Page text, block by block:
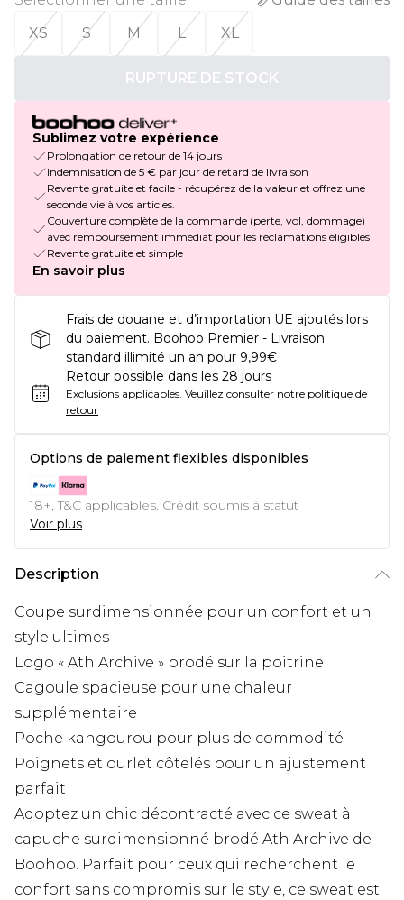
XS
S M L XL
RUPTURE DE STOCK
Sublimez votre expérience
Prolongation de retour de 14 jours
Indemnisation de 5 € par jour de retard de livraison
Revente gratuite et facile - récupérez de la valeur et offrez une
seconde vie à vos articles.
Couverture complète de la commande (perte, vol, dommage)
avec remboursement immédiat pour les réclamations éligibles
Revente gratuite et simple
En savoir plus
Frais de douane et d’importation UE ajoutés lors
du paiement. Boohoo Premier - Livraison
standard illimité un an pour 9,99€
Retour possible dans les 28 jours
Exclusions applicables. Veuillez consulter notre politique de
retour
Options de paiement flexibles disponibles
18+, T&C applicables. Crédit soumis à statut
Voir plus
Description
Coupe surdimensionnée pour un confort et un
style ultimes
Logo « Ath Archive » brodé sur la poitrine
Cagoule spacieuse pour une chaleur
supplémentaire
Poche kangourou pour plus de commodité
Poignets et ourlet côtelés pour un ajustement
parfait
Adoptez un chic décontracté avec ce sweat à
capuche surdimensionné brodé Ath Archive de
Boohoo. Parfait pour ceux qui recherchent le
confort sans compromis sur le style, ce sweat est